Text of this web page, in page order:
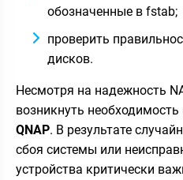
обозначенные в fstab;
проверить
дисков.
Несмотря на надежность
возникнуть необходимость
QNAP. В результате
сбоя системы или
устройства критически